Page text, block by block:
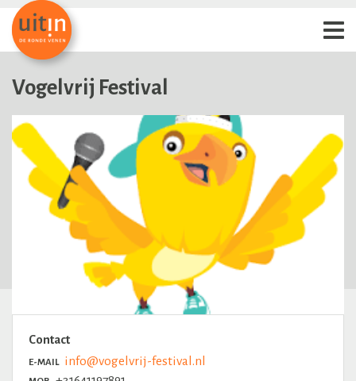
Vogelvrij Festival
Contact
E-MAIL info@vogelvrij-festival.nl